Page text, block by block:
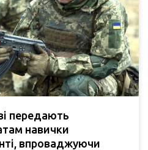
передають
навички
впроваджуючи